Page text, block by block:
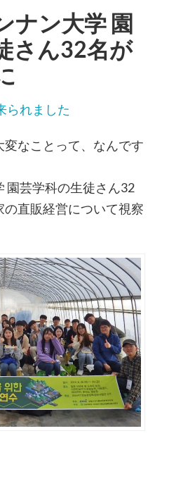
ナン大学 園
さん32名が
られました
変なことって、なんです
園芸学科の生徒さん32
直販経営について視察